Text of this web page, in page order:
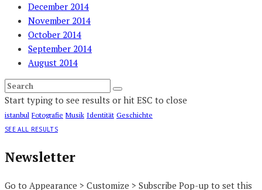
December 2014
November 2014
October 2014
September 2014
August 2014
Start typing to see results or hit ESC to close
istanbul Fotografie Musik Identität Geschichte
SEE ALL RESULTS
Newsletter
Go to Appearance > Customize > Subscribe Pop-up to set this